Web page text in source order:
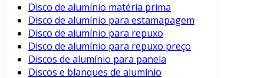
Disco de alumínio matéria prima
Disco de alumínio para estamapagem
Disco de alumínio para repuxo
Disco de alumínio para repuxo preço
Discos de alumínio para panela
Discos e blanques de alumínio